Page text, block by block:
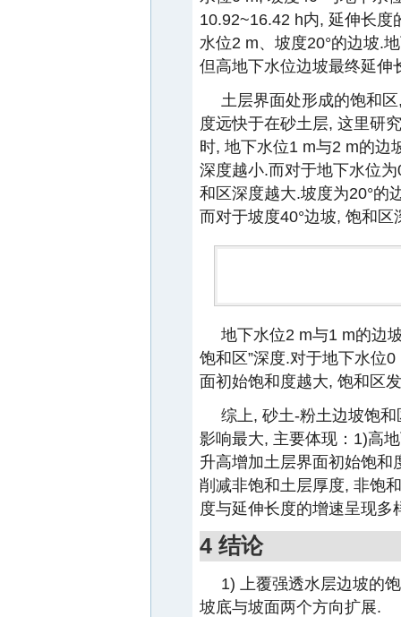
10.92~16.42 h内, 延伸长度
水位2 m、坡度20°的边坡.
但高地下水位边坡最终延伸
土层界面处形成的饱和
度远快于在砂土层, 这里研
时, 地下水位1 m与2 m的边
深度越小.而对于地下水位
和区深度越大.坡度为20°的
而对于坡度40°边坡, 饱和
地下水位2 m与1 m的边
饱和区”深度.对于地下水位
面初始饱和度越大, 饱和区
综上, 砂土-粉土边坡饱
影响最大, 主要体现：1)高
升高增加土层界面初始饱
削减非饱和土层厚度, 非饱
度与延伸长度的增速呈现多
4 结论
1) 上覆强透水层边坡的
坡底与坡面两个方向扩展.